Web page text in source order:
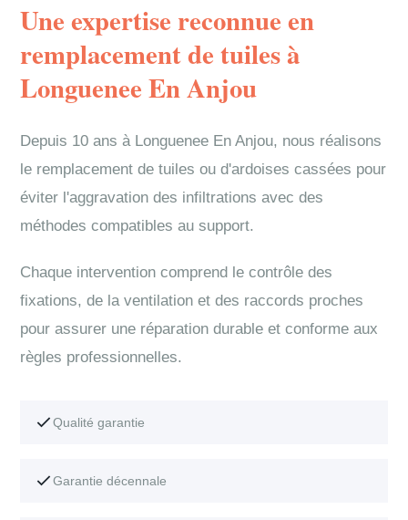
Une expertise reconnue en
remplacement de tuiles à
Longuenee En Anjou
Depuis 10 ans à Longuenee En Anjou, nous réalisons
le remplacement de tuiles ou d'ardoises cassées pour
éviter l'aggravation des infiltrations avec des
méthodes compatibles au support.
Chaque intervention comprend le contrôle des
fixations, de la ventilation et des raccords proches
pour assurer une réparation durable et conforme aux
règles professionnelles.
Qualité garantie
Garantie décennale